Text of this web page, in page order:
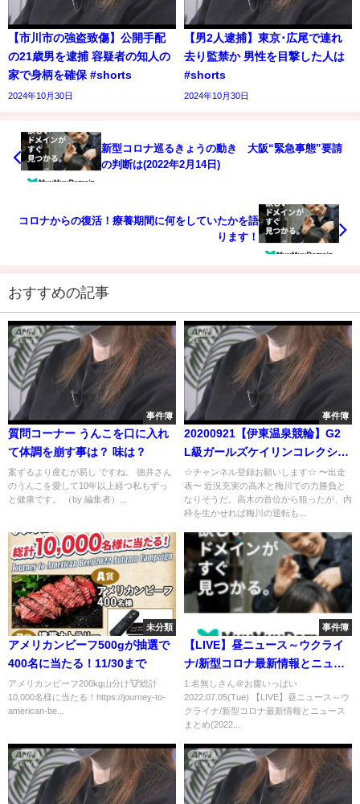
【市川市の強盗致傷】公開手配
の21歳男を逮捕 容疑者の知人の
家で身柄を確保 #shorts
2024年10月30日
【男2人逮捕】東京･広尾で連れ
去り監禁か 男性を目撃した人は
#shorts
2024年10月30日
新型コロナ巡るきょうの動き 大阪“緊急事態”要請
の判断は(2022年2月14日)
コロナからの復活！療養期間に何をしていたかを語
ります！
おすすめの記事
事件簿
質問コーナー うんこを口に入れ
て体調を崩す事は？ 味は？
案ずるより産むが易し ですね。 徳井さん
のうんこを愛して10年以上経つ私もずっ
と健康です。 （by 編集者）...
事件簿
20200921【伊東温泉競輪】G2
L級ガールズケイリンコレクショ
ン（L級Gコレ）
☆チャンネル登録お願いします☆ 〜出走
表〜 近況充実の高木と梅川での力勝負と
なりそうだ。高木の首位から狙ったが、内
枠を生かせれば梅川の逆転も...
未分類
アメリカンビーフ500gが抽選で
400名に当たる！11/30まで
アメリカンビーフ200kg山分け🐮総計
10,000名様に当たる！https://journey-to-
american-be...
事件簿
【LIVE】昼ニュース～ウクライ
ナ/新型コロナ最新情報とニュー
スまとめ(2022年7月5日)
1:名無しさん＠お腹いっぱい
2022.07.05(Tue) 【LIVE】昼ニュース～ウ
クライナ/新型コロナ最新情報とニュース
まとめ(2022...